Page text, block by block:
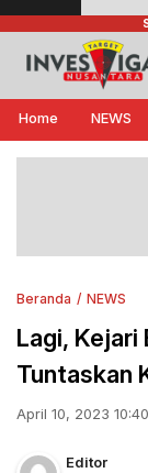
Target
Edukasi
Home NEWS
Beranda NEWS
Lagi, Kejari
Tuntaskan
April 10, 2023
Editor